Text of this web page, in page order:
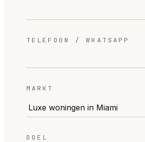
TELEFOON / WHATSAPP
MARKT
DOEL